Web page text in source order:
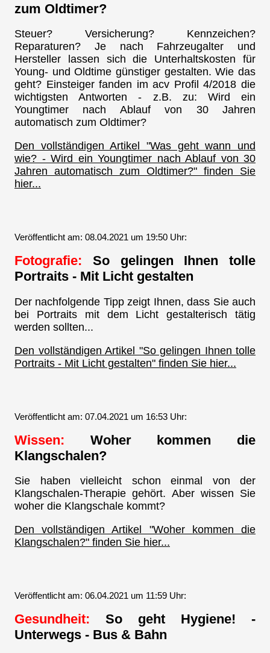
zum Oldtimer?
Steuer? Versicherung? Kennzeichen?
Reparaturen? Je nach Fahrzeugalter und
Hersteller lassen sich die Unterhaltskosten für
Young- und Oldtime günstiger gestalten. Wie das
geht? Einsteiger fanden im acv Profil 4/2018 die
wichtigsten Antworten - z.B. zu: Wird ein
Youngtimer nach Ablauf von 30 Jahren
automatisch zum Oldtimer?
Den vollständigen Artikel "Was geht wann und
wie? - Wird ein Youngtimer nach Ablauf von 30
Jahren automatisch zum Oldtimer?" finden Sie
hier...
Veröffentlicht am: 08.04.2021 um 19:50 Uhr:
Fotografie: So gelingen Ihnen tolle
Portraits - Mit Licht gestalten
Der nachfolgende Tipp zeigt Ihnen, dass Sie auch
bei Portraits mit dem Licht gestalterisch tätig
werden sollten...
Den vollständigen Artikel "So gelingen Ihnen tolle
Portraits - Mit Licht gestalten" finden Sie hier...
Veröffentlicht am: 07.04.2021 um 16:53 Uhr:
Wissen: Woher kommen die
Klangschalen?
Sie haben vielleicht schon einmal von der
Klangschalen-Therapie gehört. Aber wissen Sie
woher die Klangschale kommt?
Den vollständigen Artikel "Woher kommen die
Klangschalen?" finden Sie hier...
Veröffentlicht am: 06.04.2021 um 11:59 Uhr:
Gesundheit: So geht Hygiene! -
Unterwegs - Bus & Bahn